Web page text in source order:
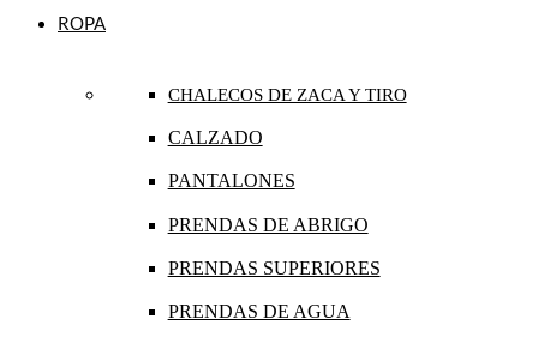
ROPA
CHALECOS DE ZACA Y TIRO
CALZADO
PANTALONES
PRENDAS DE ABRIGO
PRENDAS SUPERIORES
PRENDAS DE AGUA